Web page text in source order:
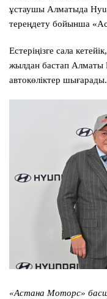
ұстаушы Алматыда
тереңдету бойынша
Естеріңізге сала кетейік,
жылдан бастап Алматы
автокөліктер шығарады.
«Астана Моторс»